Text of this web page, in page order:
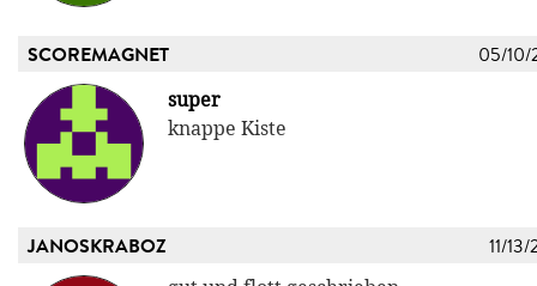
SCOREMAGNET 05/10/
super
knappe Kiste
JANOSKRABOZ 11/